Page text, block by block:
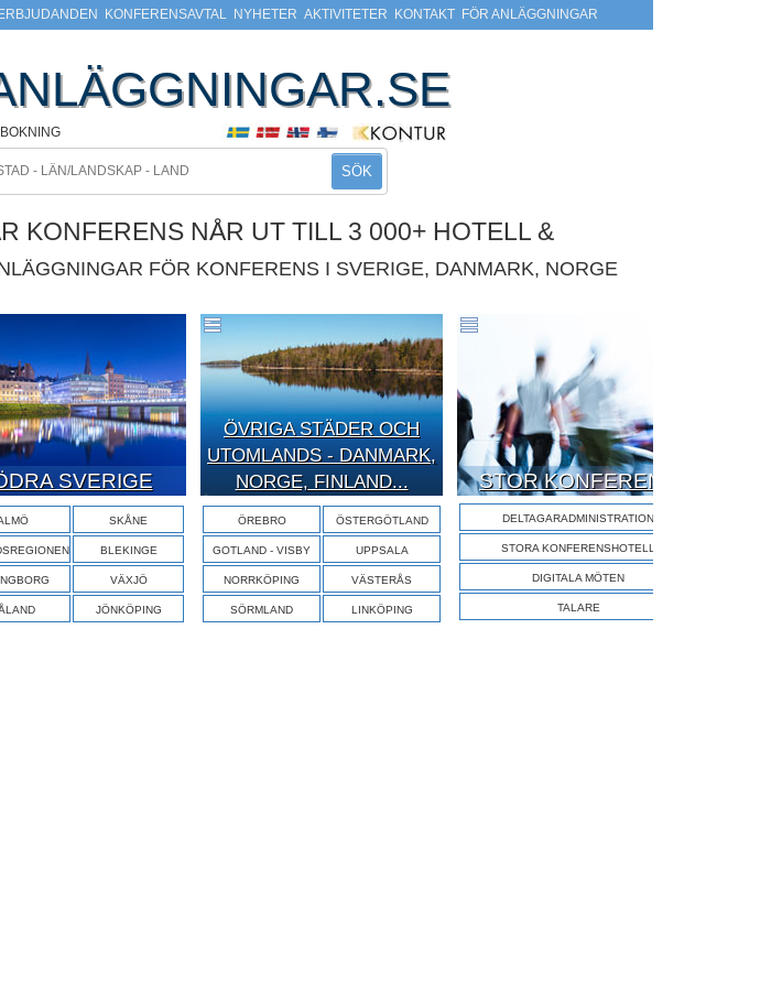
ERBJUDANDEN KONFERENSAVTAL NYHETER AKTIVITETER KONTAKT FÖR ANLÄGGNINGAR
SÖK
KONFERENS NÅR UT TILL 3 000+ HOTELL &
FÖR KONFERENS I SVERIGE, DANMARK, NORGE
SVERIGE
SKÅNE
BLEKINGE
VÄXJÖ
JÖNKÖPING
ÖVRIGA STÄDER OCH
UTOMLANDS - DANMARK,
NORGE, FINLAND...
ÖREBRO ÖSTERGÖTLAND
GOTLAND - VISBY UPPSALA
NORRKÖPING VÄSTERÅS
SÖRMLAND LINKÖPING
STOR KONFERENS
DELTAGARADMINISTRATION
STORA KONFERENSHOTELL
DIGITALA MÖTEN
TALARE